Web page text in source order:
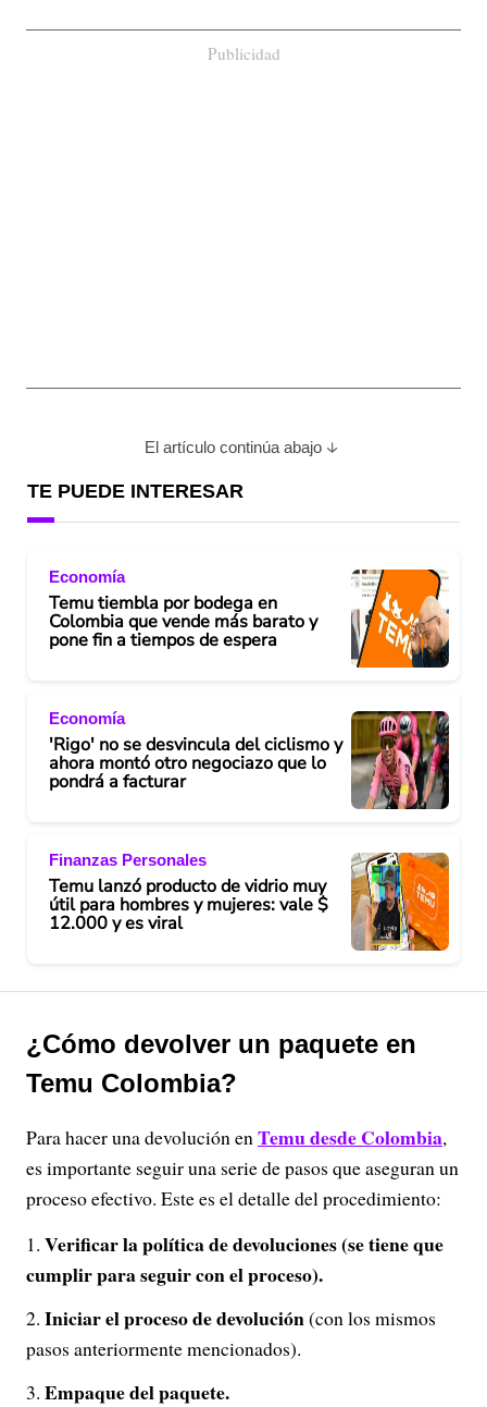
Publicidad
El artículo continúa abajo
TE PUEDE INTERESAR
Economía
Temu tiembla por bodega en
Colombia que vende más barato y
pone fin a tiempos de espera
Economía
'Rigo' no se desvincula del ciclismo y
ahora montó otro negociazo que lo
pondrá a facturar
Finanzas Personales
Temu lanzó producto de vidrio muy
útil para hombres y mujeres: vale $
12.000 y es viral
¿Cómo devolver un paquete en
Temu Colombia?
Para hacer una devolución enTemu desde Colombia,
es importante seguir una serie de pasos que aseguran un
proceso efectivo. Este es el detalle del procedimiento:
Verificar la política de devoluciones (se tiene que
cumplir para seguir con el proceso).
Iniciar el proceso de devolución(con los mismos
pasos anteriormente mencionados).
Empaque del paquete.